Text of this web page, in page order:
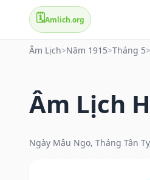
🗓️Amlich.org
Âm Lịch>Năm 1915>Tháng 5>
Âm Lịch
Ngày Mậu Ngọ, Tháng Tân